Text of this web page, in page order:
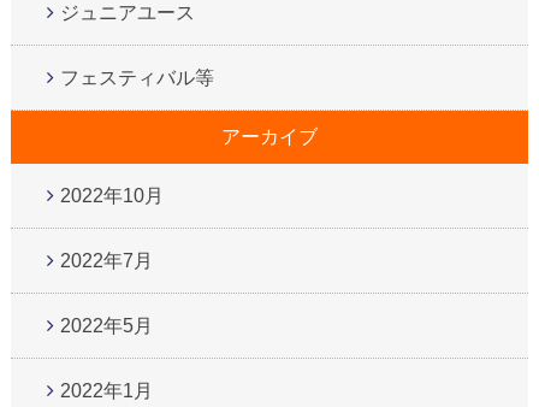
ジュニアユース
フェスティバル等
アーカイブ
2022年10月
2022年7月
2022年5月
2022年1月